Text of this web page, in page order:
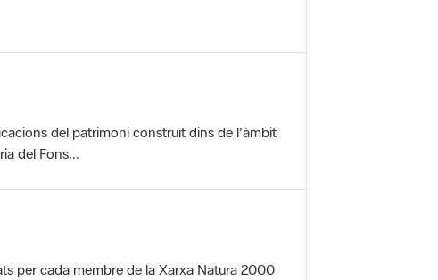
del patrimoni construït dins de l'àmbit
del Fons...
per cada membre de la Xarxa Natura 2000